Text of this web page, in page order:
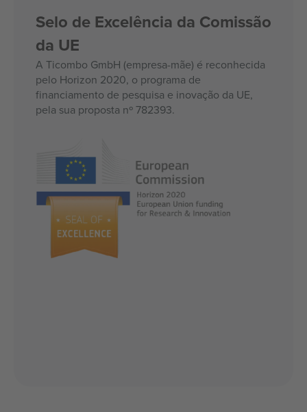
Selo de Excelência da Comissão
da UE
A Ticombo GmbH (empresa-mãe) é reconhecida
pelo Horizon 2020, o programa de
financiamento de pesquisa e inovação da UE,
pela sua proposta nº 782393.